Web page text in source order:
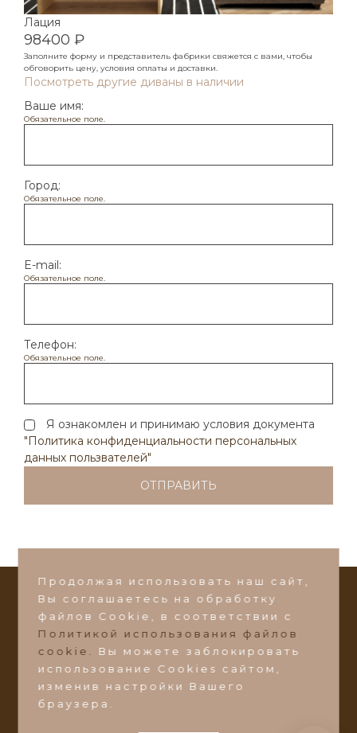
Продолжая использовать наш сайт,
Вы соглашаетесь на обработку
файлов Сookie, в соответствии с
Политикой использования файлов
cookie.
Вы можете заблокировать
использование Cookies сайтом,
изменив настройки Вашего
браузера.
Лация
98400 ₽
Заполните форму и представитель фабрики свяжется с вами, чтобы
обговорить цену, условия оплаты и доставки.
Посмотреть другие диваны в наличии
Ваше имя:
Обязательное поле.
Город:
Обязательное поле.
E-mail:
Обязательное поле.
Телефон:
Обязательное поле.
Я ознакомлен и принимаю условия документа
"Политика конфиденциальности персональных
данных пользвателей"
СТАТЬ ДИЛЕРОМ
©2026 Фабрика мебели"Добрый Стиль"
Ульяновская область, Барышский район, пос.
Поливаново, ул. Зеленая 1А
ds-zakaz@ds-mebel.com
Мы перезвоним вам в течение 5 минут и
проконсультируем по любым вопросам.
Ваше имя*
Написать в Max
Написать в VK